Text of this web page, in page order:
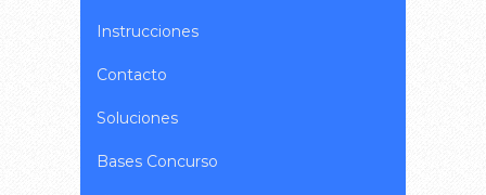
Instrucciones
Contacto
Soluciones
Bases Concurso